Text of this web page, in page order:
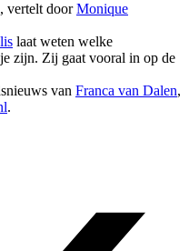
vertelt doorMonique
laat weten welke
zijn. Zij gaat vooral in op de
van Franca van Dalen,
.